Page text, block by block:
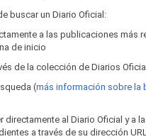
buscar un Diario Oficial:
a las publicaciones más
de inicio
de la colección de Diarios
(más información sobre la
directamente al Diario Oficial y a
a través de su dirección